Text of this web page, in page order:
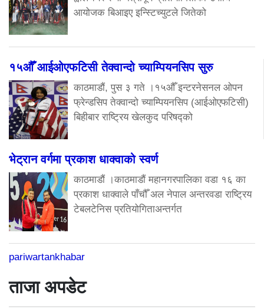
आयोजक बिआइए इन्स्टिच्युटले जितेको
१५औँ आईओएफटिसी तेक्वान्दो च्याम्पियनसिप सुरु
काठमाडौं, पुस ३ गते ।१५औँ इन्टरनेसनल ओपन
फ्रेन्डसिप तेक्वान्दो च्याम्पियनसिप (आईओएफटिसी)
बिहीबार राष्ट्रिय खेलकुद परिषद्को
भेट्रान वर्गमा प्रकाश धाक्वाको स्वर्ण
काठमाडौं ।काठमाडौं महानगरपालिका वडा १६ का
प्रकाश धाक्वाले पाँचौँ अल नेपाल अन्तरवडा राष्ट्रिय
टेबलटेनिस प्रतियोगिताअन्तर्गत
pariwartankhabar
ताजा अपडेट